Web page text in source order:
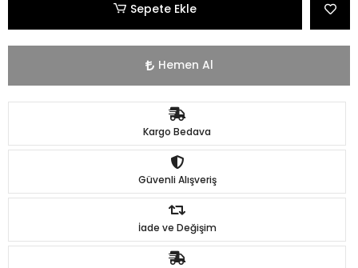
Sepete Ekle
Hemen Al
Kargo Bedava
Güvenli Alışveriş
İade ve Değişim